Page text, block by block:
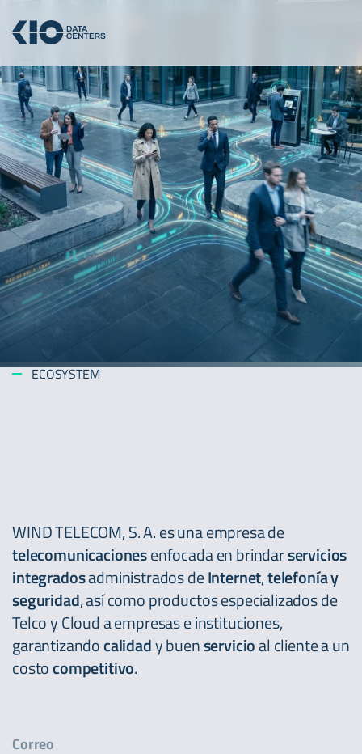
ECOSYSTEM
WIND TELECOM, S. A. es una empresa de
telecomunicacionesenfocada en brindarservicios
integradosadministrados deInternet,telefonía y
seguridad, así como productos especializados de
Telco y Cloud a empresas e instituciones,
garantizandocalidady buenservicioal cliente a un
costocompetitivo.
Correo